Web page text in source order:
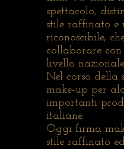
spettacolo,
stile raffinato e
riconoscibile,
collaborare
livello
Nel corso della
make-up per
importanti
italiane.
Oggi firma
stile raffinato